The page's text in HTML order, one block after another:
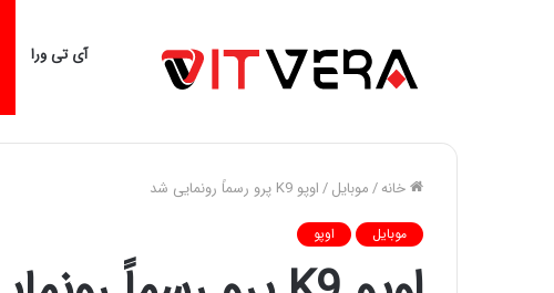
آی تی ورا
خانه/موبایل/اوپو K9 پرو رسماً رونمایی شد
موبایل اوپو